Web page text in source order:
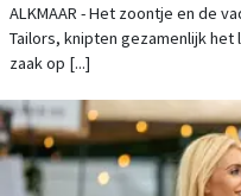
ALKMAAR - Het zoontje en de
Tailors, knipten gezamenlijk
zaak op [...]